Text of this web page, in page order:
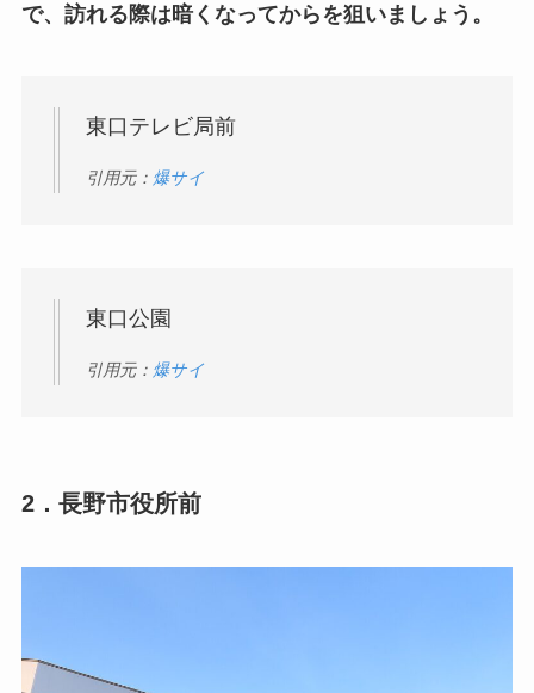
で、訪れる際は暗くなってからを狙いましょう。
東口テレビ局前
引用元： 爆サイ
東口公園
引用元： 爆サイ
2．長野市役所前